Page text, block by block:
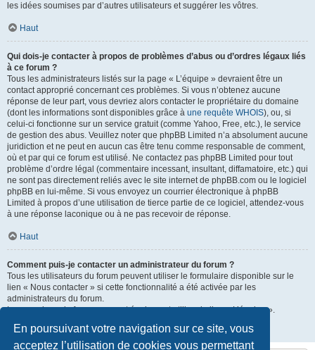
En poursuivant votre navigation sur ce site, vous
acceptez l’utilisation de cookies vous permettant
les idées soumises par d’autres utilisateurs et suggérer les vôtres.
Haut
Qui dois-je contacter à propos de problèmes d’abus ou d’ordres légaux liés
à ce forum ?
Tous les administrateurs listés sur la page « L’équipe » devraient être un
contact approprié concernant ces problèmes. Si vous n’obtenez aucune
réponse de leur part, vous devriez alors contacter le propriétaire du domaine
(dont les informations sont disponibles grâce à une requête WHOIS), ou, si
celui-ci fonctionne sur un service gratuit (comme Yahoo, Free, etc.), le service
de gestion des abus. Veuillez noter que phpBB Limited n’a absolument aucune
juridiction et ne peut en aucun cas être tenu comme responsable de comment,
où et par qui ce forum est utilisé. Ne contactez pas phpBB Limited pour tout
problème d’ordre légal (commentaire incessant, insultant, diffamatoire, etc.) qui
ne sont pas directement reliés avec le site internet de phpBB.com ou le logiciel
phpBB en lui-même. Si vous envoyez un courrier électronique à phpBB
Limited à propos d’une utilisation de tierce partie de ce logiciel, attendez-vous
à une réponse laconique ou à ne pas recevoir de réponse.
Haut
Comment puis-je contacter un administrateur du forum ?
Tous les utilisateurs du forum peuvent utiliser le formulaire disponible sur le
lien « Nous contacter » si cette fonctionnalité a été activée par les
administrateurs du forum.
Les membres du forum peuvent également utiliser le lien « L’équipe ».
Haut